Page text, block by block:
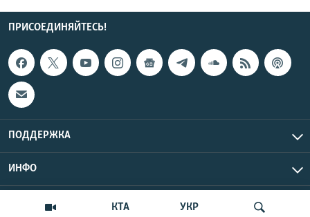
КТА УКР
ПРИСОЕДИНЯЙТЕСЬ!
ПОДДЕРЖКА
ИНФО
Copyright Крым.Реалии, 2026 | Все права защищены.
UTC+3